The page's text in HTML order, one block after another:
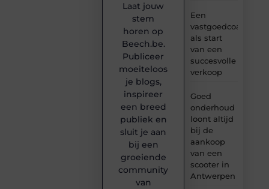
Een
vastgoedcoach
als start
van een
succesvolle
verkoop
Goed
onderhoud
loont altijd
bij de
aankoop
van een
scooter in
Antwerpen
Laat jouw
stem
horen op
Beech.be.
Publiceer
moeiteloos
je blogs,
inspireer
een breed
publiek en
sluit je aan
bij een
groeiende
community
van